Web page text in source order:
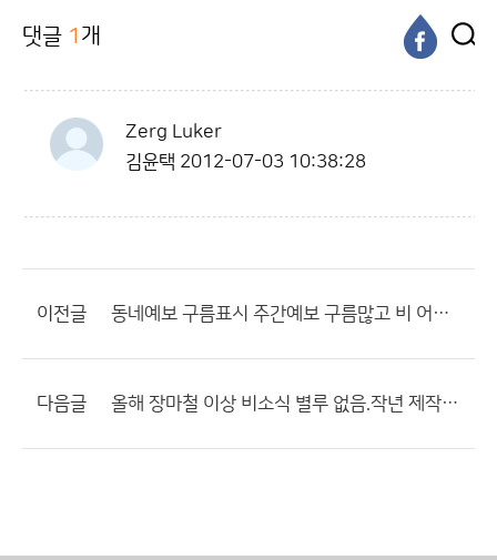
댓글 1 개
Zerg Luker
김윤택 2012-07-03 10:38:28
이전글 동네예보 구름표시 주간예보 구름많고 비 어쪽 정확하지??
다음글 올해 장마철 이상 비소식 별루 없음.작년 제작년 비교하면??